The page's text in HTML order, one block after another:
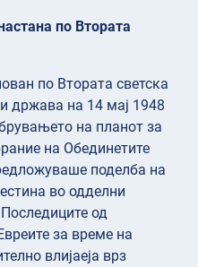
по Втората
по Втората светска
држава на 14 мај 1948
на планот за
на Обединетите
поделба на
во одделни
од
за време на
влијаеја врз